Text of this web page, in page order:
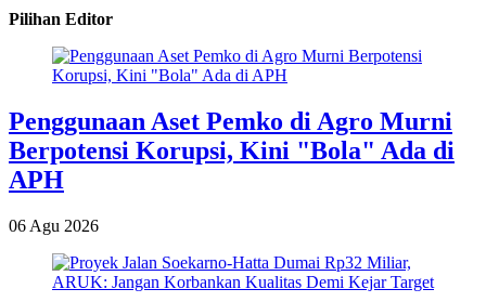
Pilihan Editor
Penggunaan Aset Pemko di Agro Murni
Berpotensi Korupsi, Kini "Bola" Ada di
APH
06 Agu 2026